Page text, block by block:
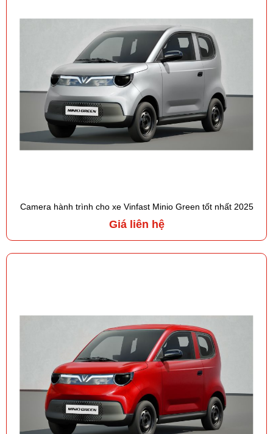
Camera hành trình cho xe Vinfast Minio Green tốt nhất 2025
Giá liên hệ